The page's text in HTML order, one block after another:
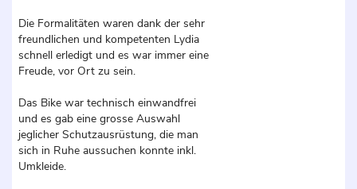
Die Formalitäten waren dank der sehr
freundlichen und kompetenten Lydia
schnell erledigt und es war immer eine
Freude, vor Ort zu sein.
Das Bike war technisch einwandfrei
und es gab eine grosse Auswahl
jeglicher Schutzausrüstung, die man
sich in Ruhe aussuchen konnte inkl.
Umkleide.